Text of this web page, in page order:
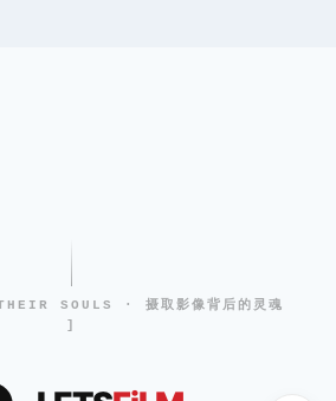
SOULS · 摄取影像背后的灵魂
]